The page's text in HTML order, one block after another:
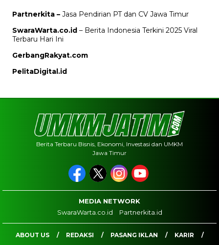
Partnerkita – Jasa Pendirian PT dan CV Jawa Timur
SwaraWarta.co.id – Berita Indonesia Terkini 2025 Viral
Terbaru Hari Ini
GerbangRakyat.com
PelitaDigital.id
Berita Terbaru Bisnis, Ekonomi, Investasi dan UMKM
Jawa Timur
MEDIA NETWORK
SwaraWarta.co.id
Partnerkita.id
ABOUT US REDAKSI PASANG IKLAN
KARIR